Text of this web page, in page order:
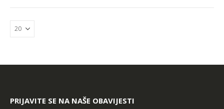
PRIJAVITE SE NA NAŠE OBAVIJESTI